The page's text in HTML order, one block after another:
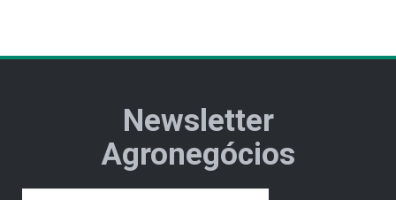
Newsletter
Agronegócios